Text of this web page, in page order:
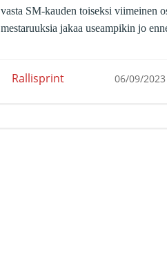
vasta SM-kauden toiseksi viimeinen
mestaruuksia jakaa useampikin jo
Rallisprint 06/09/2023